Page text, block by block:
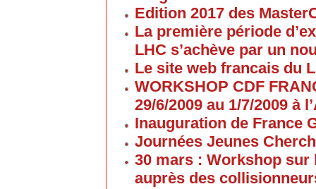
Edition 2017 des
La première période
LHC s’achève par un
Le site web francais du
WORKSHOP CDF
29/6/2009 au 1/7/2009 à
Inauguration de France
Journées Jeunes
30 mars : Workshop
auprès des